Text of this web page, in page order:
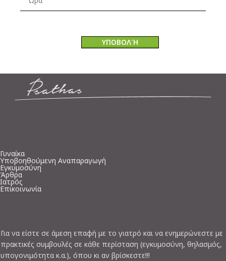
Γυναίκα
Υποβοηθούμενη Αναπαραγωγή
Εγκυμοσύνη
Άρθρα
Ιατρός
Επικοινωνία
Για να είστε σε άμεση επαφή με το γιατρό και να ενημερώνεστε με
πρακτικές συμβουλές σε κάθε περίσταση (εγκυμοσύνη, θηλασμός,
υπογονιμότητα κ.α.), όπου κι αν βρίσκεστε!!!